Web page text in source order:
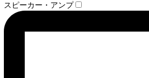
スピーカー・アンプ